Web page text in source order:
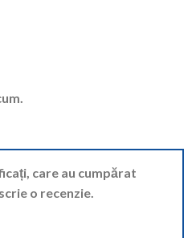
care au cumpărat
o recenzie.